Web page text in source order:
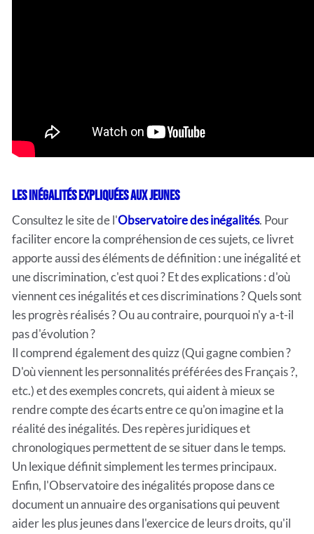
Les inégalités expliquées aux jeunes
Consultez le site de l'Observatoire des inégalités. Pour
faciliter encore la compréhension de ces sujets, ce livret
apporte aussi des éléments de définition : une inégalité et
une discrimination, c'est quoi ? Et des explications : d'où
viennent ces inégalités et ces discriminations ? Quels sont
les progrès réalisés ? Ou au contraire, pourquoi n'y a-t-il
pas d'évolution ?
Il comprend également des quizz (Qui gagne combien ?
D'où viennent les personnalités préférées des Français ?,
etc.) et des exemples concrets, qui aident à mieux se
rendre compte des écarts entre ce qu'on imagine et la
réalité des inégalités. Des repères juridiques et
chronologiques permettent de se situer dans le temps.
Un lexique définit simplement les termes principaux.
Enfin, l'Observatoire des inégalités propose dans ce
document un annuaire des organisations qui peuvent
aider les plus jeunes dans l'exercice de leurs droits, qu'il